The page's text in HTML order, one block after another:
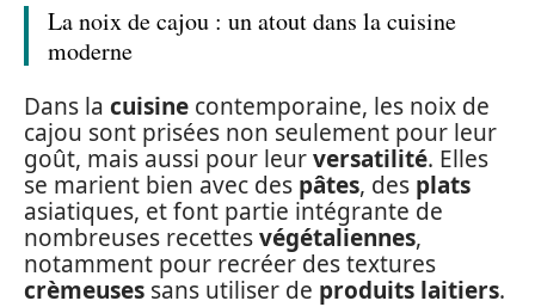
La noix de cajou : un atout dans la cuisine
moderne
Dans la cuisine contemporaine, les noix de
cajou sont prisées non seulement pour leur
goût, mais aussi pour leurversatilité. Elles
se marient bien avec des pâtes, des plats
asiatiques, et font partie intégrante de
nombreuses recettesvégétaliennes,
notamment pour recréer des textures
crèmeuses sans utiliser de produits laitiers.